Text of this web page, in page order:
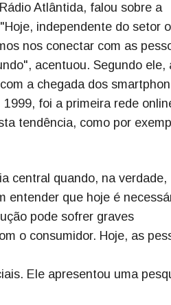
Atlântida, falou sobre a
independente do setor
nos conectar com as
acentuou. Segundo ele,
a chegada dos
foi a primeira rede
tendência, como por
central quando, na verdade,
entender que hoje é
pode sofrer graves
o consumidor. Hoje, as
Ele apresentou uma